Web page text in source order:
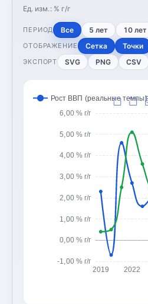
Ед. изм.: % г/г
ПЕРИОД Все 5 лет 10 лет
ОТОБРАЖЕНИЕ Сетка Точки
ЭКСПОРТ SVG PNG CSV
-1,00 % г/г
0,00 % г/г
1,00 % г/г
2,00 % г/г
3,00 % г/г
4,00 % г/г
5,00 % г/г
6,00 % г/г
2019 2022
Рост ВВП (реальные темпы)